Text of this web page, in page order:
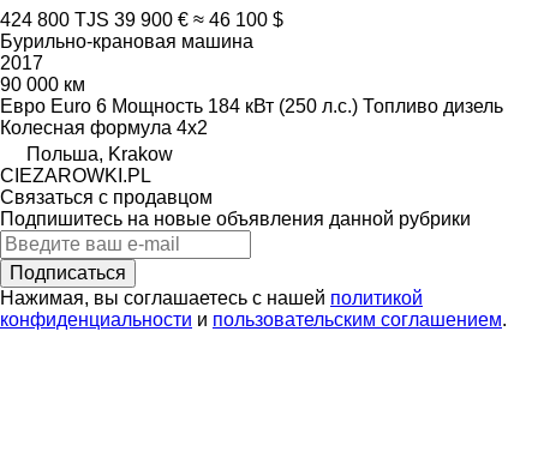
424 800 TJS 39 900 € ≈ 46 100 $
Бурильно-крановая машина
2017
90 000 км
Евро Euro 6 Мощность 184 кВт (250 л.с.) Топливо дизель
Колесная формула 4x2
Польша, Krakow
CIEZAROWKI.PL
Связаться с продавцом
Подпишитесь на новые объявления данной рубрики
Подписаться
Нажимая, вы соглашаетесь с нашей политикой
конфиденциальности и пользовательским соглашением.